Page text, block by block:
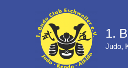
1.
Judo,